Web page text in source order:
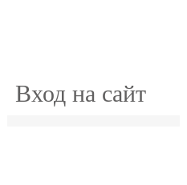
Вход на сайт